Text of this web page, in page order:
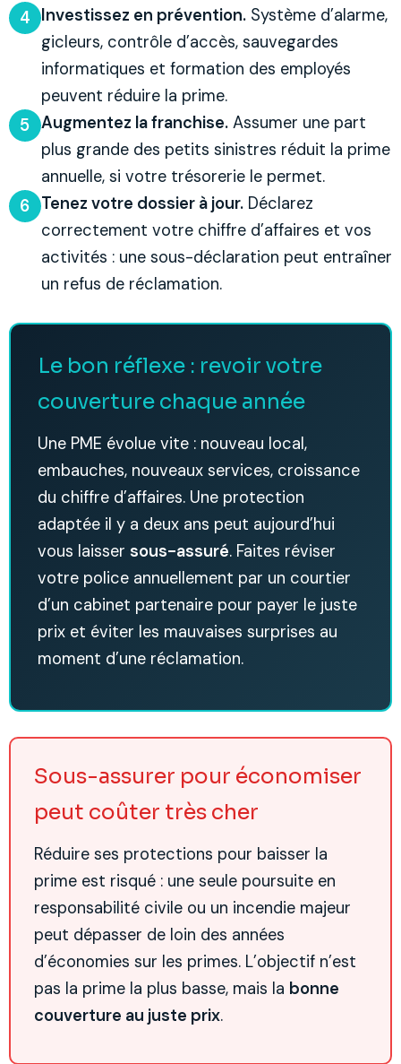
4 Investissez en prévention.Système d’alarme,
gicleurs, contrôle d’accès, sauvegardes
informatiques et formation des employés
peuvent réduire la prime.
5 Augmentez la franchise.Assumer une part
plus grande des petits sinistres réduit la prime
annuelle, si votre trésorerie le permet.
6 Tenez votre dossier à jour.Déclarez
correctement votre chiffre d’affaires et vos
activités : une sous-déclaration peut entraîner
un refus de réclamation.
Le bon réflexe : revoir votre
couverture chaque année
Une PME évolue vite : nouveau local,
embauches, nouveaux services, croissance
du chiffre d’affaires. Une protection
adaptée il y a deux ans peut aujourd’hui
vous laisser sous-assuré. Faites réviser
votre police annuellement par un courtier
d’un cabinet partenaire pour payer le juste
prix et éviter les mauvaises surprises au
moment d’une réclamation.
Sous-assurer pour économiser
peut coûter très cher
Réduire ses protections pour baisser la
prime est risqué : une seule poursuite en
responsabilité civile ou un incendie majeur
peut dépasser de loin des années
d’économies sur les primes. L’objectif n’est
pas la prime la plus basse, mais la bonne
couverture au juste prix.